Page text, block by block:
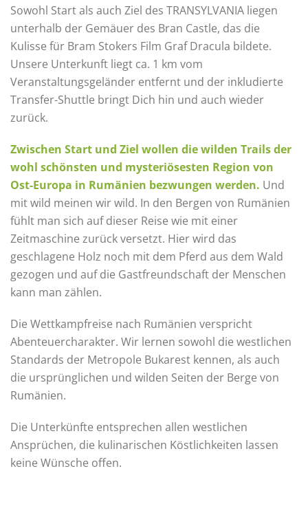
Sowohl Start als auch Ziel des TRANSYLVANIA liegen
unterhalb der Gemäuer des Bran Castle, das die
Kulisse für Bram Stokers Film Graf Dracula bildete.
Unsere Unterkunft liegt ca. 1 km vom
Veranstaltungsgeländer entfernt und der inkludierte
Transfer-Shuttle bringt Dich hin und auch wieder
zurück. ​
Zwischen Start und Ziel wollen die wilden Trails der
wohl schönsten und mysteriösesten Region von
Ost-Europa in Rumänien bezwungen werden. Und
mit wild meinen wir wild. In den Bergen von Rumänien
fühlt man sich auf dieser Reise wie mit einer
Zeitmaschine zurück versetzt. Hier wird das
geschlagene Holz noch mit dem Pferd aus dem Wald
gezogen und auf die Gastfreundschaft der Menschen
kann man zählen.​
Die Wettkampfreise nach Rumänien verspricht
Abenteuercharakter. Wir lernen sowohl die westlichen
Standards der Metropole Bukarest kennen, als auch
die ursprünglichen und wilden Seiten der Berge von
Rumänien.​
Die Unterkünfte entsprechen allen westlichen
Ansprüchen, die kulinarischen Köstlichkeiten lassen
keine Wünsche offen.